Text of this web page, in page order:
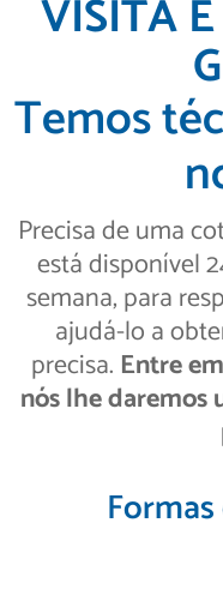
VISITA
Temos
Precisa de uma
está disponível
semana, para
ajudá-lo a
precisa. Entre
nós lhe daremos